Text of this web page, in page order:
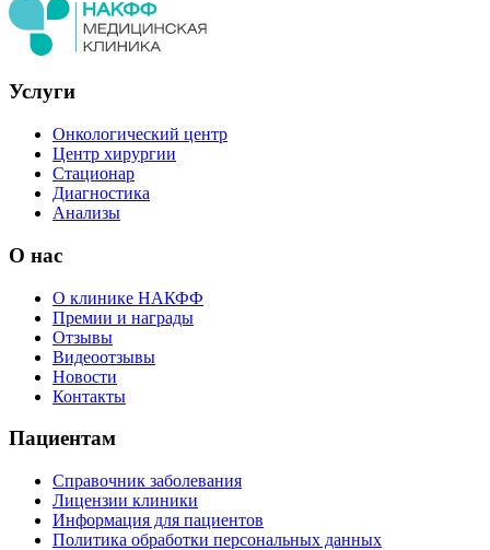
Услуги
Онкологический центр
Центр хирургии
Стационар
Диагностика
Анализы
О нас
О клинике НАКФФ
Премии и награды
Отзывы
Видеоотзывы
Новости
Контакты
Пациентам
Справочник заболевания
Лицензии клиники
Информация для пациентов
Политика обработки персональных данных